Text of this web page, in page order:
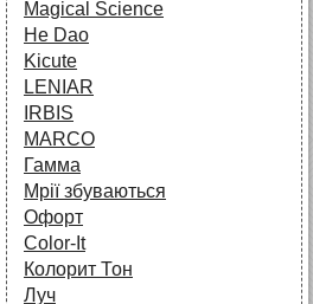
Magical Science
He Dao
Kicute
LENIAR
IRBIS
MARCO
Гамма
Мрії збуваються
Офорт
Сolor-It
Колорит Тон
Луч